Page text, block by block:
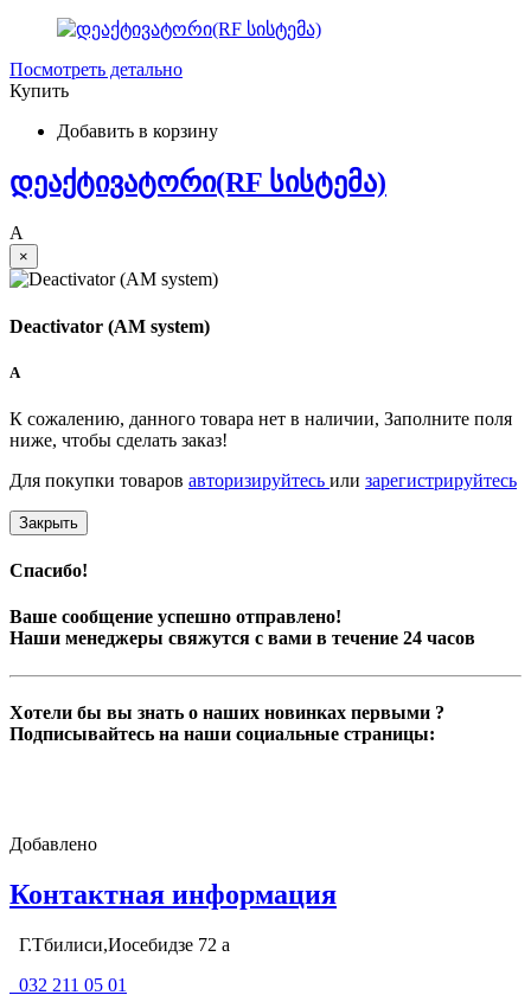
Посмотреть детально
Купить
Добавить в корзину
დეაქტივატორი(RF სისტემა)
A
×
Deactivator (AM system)
A
К сожалению, данного товара нет в наличии, Заполните поля
ниже, чтобы сделать заказ!
Для покупки товаров авторизируйтесь или зарегистрируйтесь
Закрыть
Спасибо!
Ваше сообщение успешно отправлено!
Наши менеджеры свяжутся с вами в течение 24 часов
Хотели бы вы знать о наших новинках первыми ?
Подписывайтесь на наши социальные страницы:
Добавлено
Контактная информация
Г.Тбилиси,Иосебидзе 72 а
032 211 05 01